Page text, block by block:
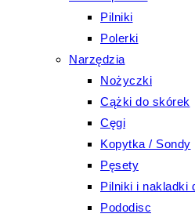
Pilniki
Polerki
Narzędzia
Nożyczki
Cążki do skórek
Cęgi
Kopytka / Sondy
Pęsety
Pilniki i nakladki
Pododisc